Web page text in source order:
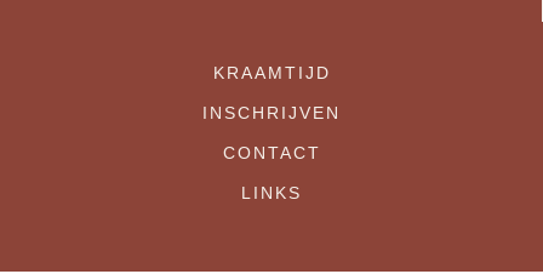
KRAAMTIJD
INSCHRIJVEN
CONTACT
LINKS